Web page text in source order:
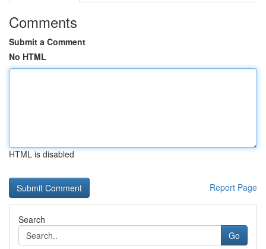
Comments
Submit a Comment
No HTML
HTML is disabled
Report Page
Search
Go